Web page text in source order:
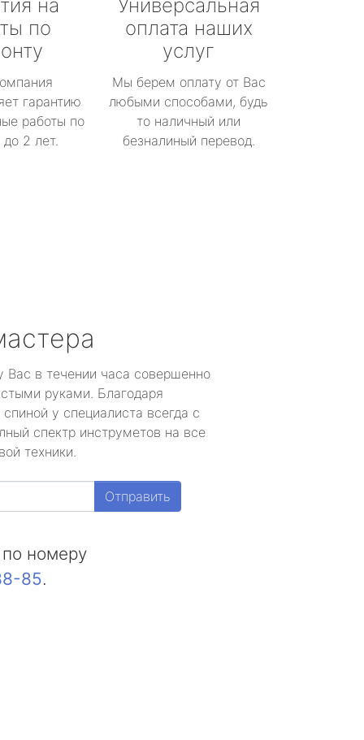
на
по
гарантию
работы по
2 лет.
Универсальная
оплата наших
услуг
Мы берем оплату от Вас
любыми способами, будь
то наличный или
безналиный перевод.
Вас в течении часа совершенно
руками. Благодаря
у специалиста всегда с
спектр инструметов на все
техники.
Отправить
номеру
85.